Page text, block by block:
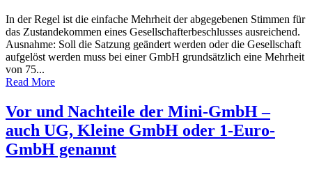
In der Regel ist die einfache Mehrheit der abgegebenen Stimmen für
das Zustandekommen eines Gesellschafterbeschlusses ausreichend.
Ausnahme: Soll die Satzung geändert werden oder die Gesellschaft
aufgelöst werden muss bei einer GmbH grundsätzlich eine Mehrheit
von 75...
Read More
Vor und Nachteile der Mini-GmbH –
auch UG, Kleine GmbH oder 1-Euro-
GmbH genannt